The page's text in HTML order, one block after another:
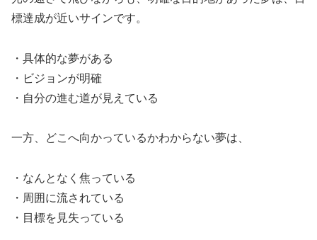
標達成が近いサインです。
・具体的な夢がある
・ビジョンが明確
・自分の進む道が見えている
一方、どこへ向かっているかわからない夢は、
・なんとなく焦っている
・周囲に流されている
・目標を見失っている